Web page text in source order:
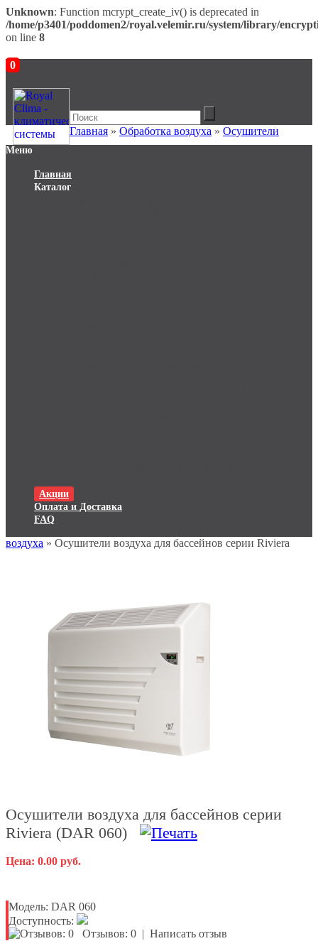
Unknown: Function mcrypt_create_iv() is deprecated in
/home/p3401/poddomen2/royal.velemir.ru/system/library/
on line 8
0
Меню
Главная
Каталог
Акции
Оплата и Доставка
FAQ
Главная » Обработка воздуха » Осушители
воздуха » Осушители воздуха для бассейнов cерии Riviera
Осушители воздуха для бассейнов cерии
Riviera (DAR 060)
Цена: 0.00 руб.
Модель: DAR 060
Доступность:
Отзывов: 0 | Написать отзыв